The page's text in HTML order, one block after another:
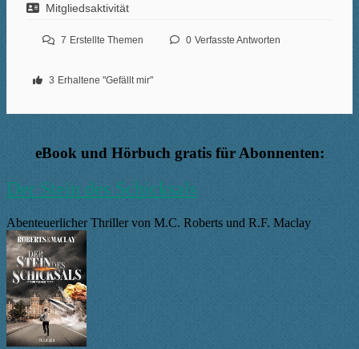
Mitgliedsaktivität
7 Erstellte Themen 0 Verfasste Antworten
3 Erhaltene "Gefällt mir"
eBook und Hörbuch gratis für Abonnenten:
Der Stein des Schicksals
Abenteuerlicher Thriller von M.C. Roberts und R.F. Maclay